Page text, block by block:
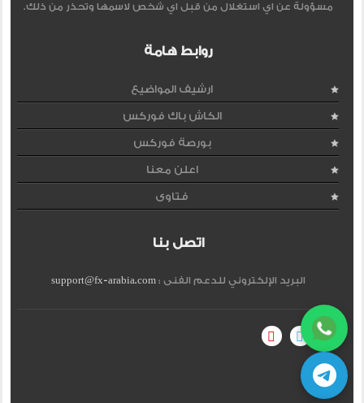
مسؤولة عن اي استغلال من قبل اي شخص لاسمها وتحذر من ذلك.
روابط هامة
ارشيف المواضيع
الكاش باك فوركس
بورصة فوركس
اعلن معنا
فتاوى
اتصل بنا
البريد الإلكتروني للدعم الفنى :support@fx-arabia.com